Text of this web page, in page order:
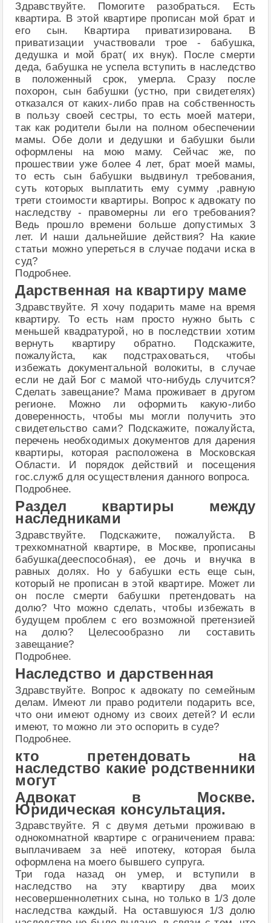
Здравствуйте. Помогите разобраться. Есть
квартира. В этой квартире прописан мой брат и
его сын. Квартира приватизирована. В
приватизации участвовали трое - бабушка,
дедушка и мой брат( их внук). После смерти
деда, бабушка не успела вступить в наследство
в положенный срок, умерла. Сразу после
похорон, сын бабушки (устно, при свидетелях)
отказался от каких-либо прав на собственность
в пользу своей сестры, то есть моей матери,
так как родители были на полном обеспечении
мамы. Обе доли и дедушки и бабушки были
оформлены на мою маму. Сейчас же, по
прошествии уже более 4 лет, брат моей мамы,
то есть сын бабушки выдвинул требования,
суть которых выплатить ему сумму ,равную
трети стоимости квартиры. Вопрос к адвокату по
наследству - правомерны ли его требования?
Ведь прошло времени больше допустимых 3
лет. И наши дальнейшие действия? На какие
статьи можно упереться в случае подачи иска в
суд?
Подробнее.
Дарственная на квартиру маме
Здравствуйте. Я хочу подарить маме на время
квартиру. То есть нам просто нужно быть с
меньшей квадратурой, но в последствии хотим
вернуть квартиру обратно. Подскажите,
пожалуйста, как подстраховаться, чтобы
избежать документальной волокиты, в случае
если не дай Бог с мамой что-нибудь случится?
Сделать завещание? Мама проживает в другом
регионе. Можно ли оформить какую-либо
доверенность, чтобы мы могли получить это
свидетельство сами? Подскажите, пожалуйста,
перечень необходимых документов для дарения
квартиры, которая расположена в Московская
Области. И порядок действий и посещения
гос.служб для осуществления данного вопроса.
Подробнее.
Раздел квартиры между
наследниками
Здравствуйте. Подскажите, пожалуйста. В
трехкомнатной квартире, в Москве, прописаны
бабушка(дееспособная), ее дочь и внучка в
равных долях. Но у бабушки есть еще сын,
который не прописан в этой квартире. Может ли
он после смерти бабушки претендовать на
долю? Что можно сделать, чтобы избежать в
будущем проблем с его возможной претензией
на долю? Целесообразно ли составить
завещание?
Подробнее.
Наследство и дарственная
Здравствуйте. Вопрос к адвокату по семейным
делам. Имеют ли право родители подарить все,
что они имеют одному из своих детей? И если
имеют, то можно ли это оспорить в суде?
Подробнее.
кто претендовать на
наследство какие родственники
могут
Адвокат в Москве.
Юридическая консультация.
Здравствуйте. Я с двумя детьми проживаю в
однокомнатной квартире с ограничением права:
выплачиваем за неё ипотеку, которая была
оформлена на моего бывшего супруга.
Три года назад он умер, и вступили в
наследство на эту квартиру два моих
несовершеннолетних сына, но только в 1/3 доле
наследства каждый. На оставшуюся 1/3 долю